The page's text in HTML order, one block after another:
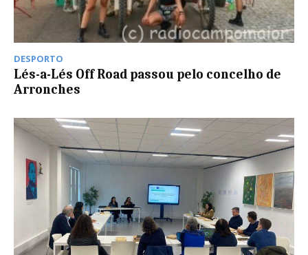
DESPORTO
Lés-a-Lés Off Road passou pelo concelho de
Arronches